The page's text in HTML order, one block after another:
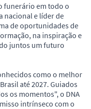
funerário em todo o
nacional e líder de
de oportunidades de
na inspiração e
juntos um futuro
como o melhor
até 2027. Guiados
os momentos", o DNA
intrínseco com o